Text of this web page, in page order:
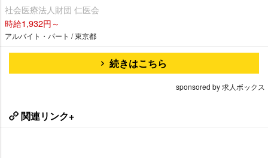
社会医療法人財団 仁医会
時給1,932円～
アルバイト・パート / 東京都
続きはこちら
sponsored by 求人ボックス
関連リンク+